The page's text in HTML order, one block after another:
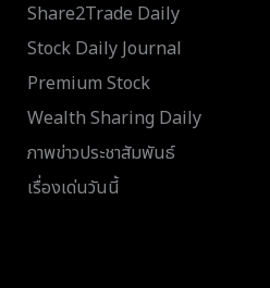
Share2Trade Daily
Stock Daily Journal
Premium Stock
Wealth Sharing Daily
ภาพข่าวประชาสัมพันธ์
เรื่องเด่นวันนี้